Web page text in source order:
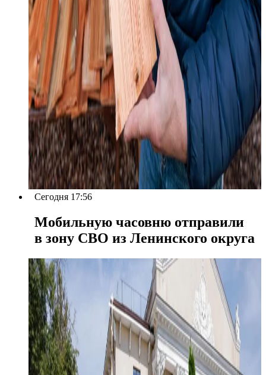
Сегодня 17:56
Мобильную часовню отправили
в зону СВО из Ленинского округа